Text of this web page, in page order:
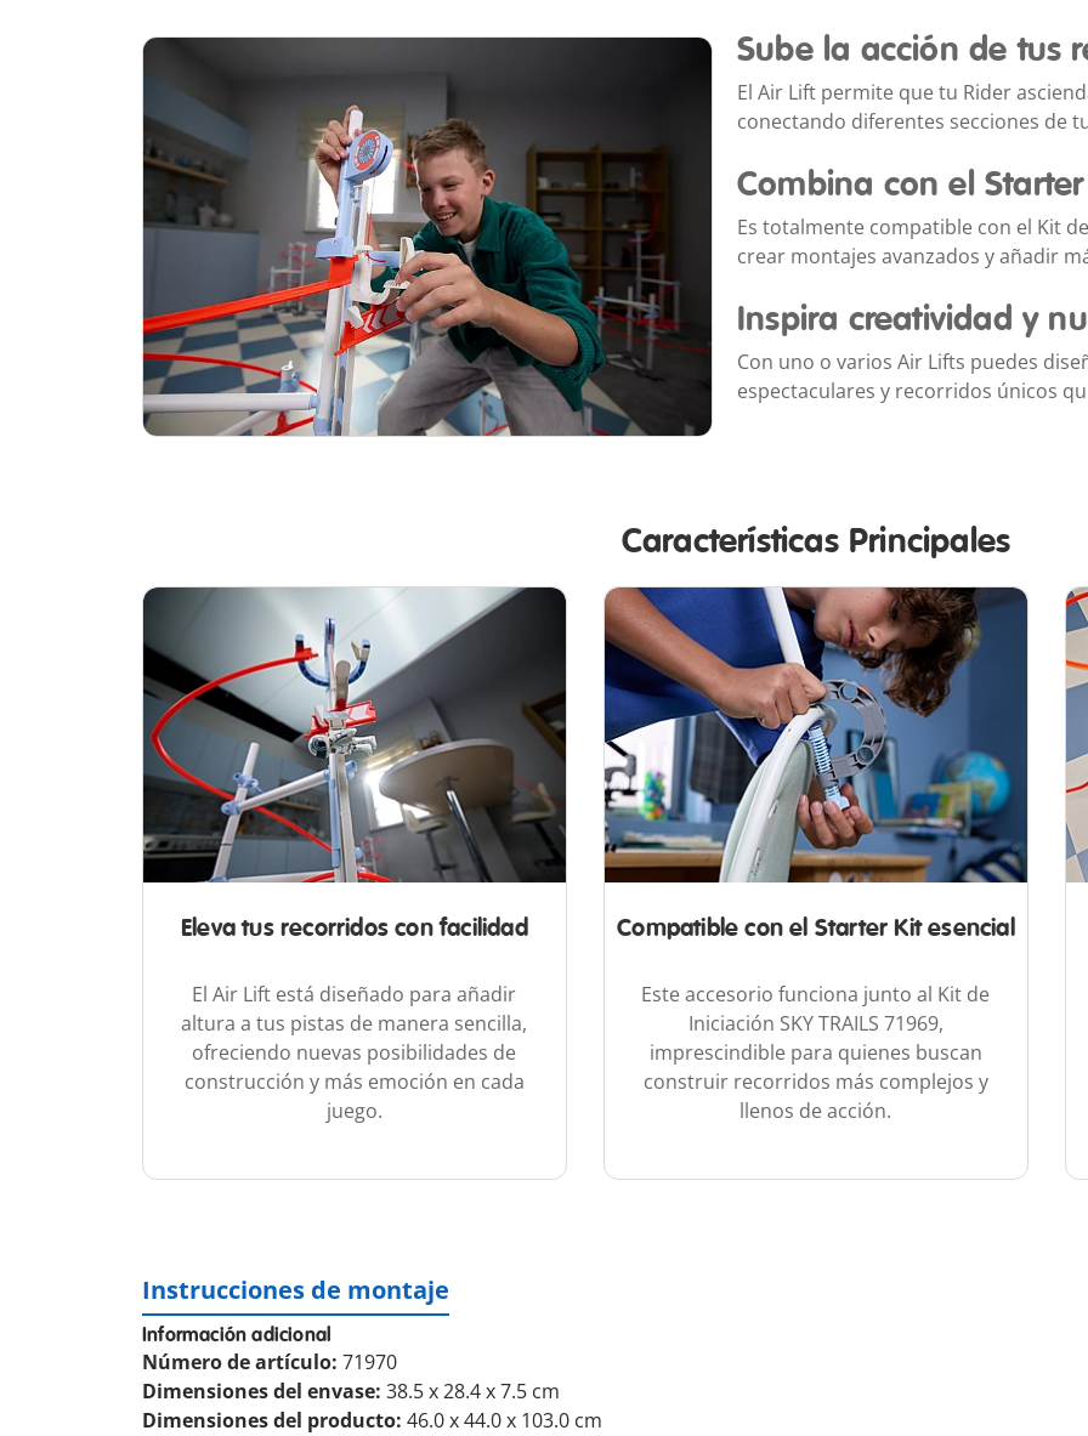
Sube la acción de tus
El Air Lift permite que tu Rider
conectando diferentes secciones de tu
Combina con el
Es totalmente compatible con el Kit
crear montajes avanzados y añadir
Inspira creatividad y
Con uno o varios Air Lifts puedes
espectaculares y recorridos únicos
Características Principales
Eleva tus recorridos con facilidad
El Air Lift está diseñado para añadir
altura a tus pistas de manera sencilla,
ofreciendo nuevas posibilidades de
construcción y más emoción en cada
juego.
Compatible con el Starter Kit esencial
Este accesorio funciona junto al Kit de
Iniciación SKY TRAILS 71969,
imprescindible para quienes buscan
construir recorridos más complejos y
llenos de acción.
Instrucciones de montaje
Información adicional
Número de artículo: 71970
Dimensiones del envase: 38.5 x 28.4 x 7.5 cm
Dimensiones del producto: 46.0 x 44.0 x 103.0 cm